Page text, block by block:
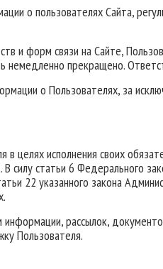
о пользователях Сайта,
и форм связи на Сайте,
немедленно прекращено.
о Пользователях, за
целях исполнения своих
силу статьи 6 Федерального
22 указанного закона
рассылок,
Пользователя.